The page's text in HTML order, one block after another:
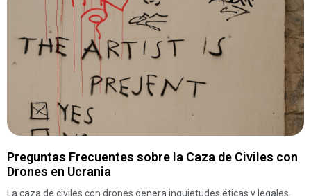
Preguntas Frecuentes sobre la Caza de Civiles con
Drones en Ucrania
La caza de civiles con drones genera inquietudes éticas y legales.